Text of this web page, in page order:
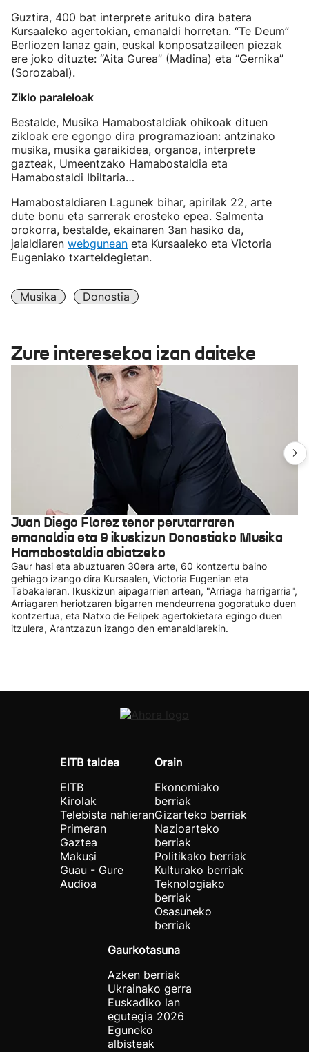
Guztira, 400 bat interprete arituko dira batera
Kursaaleko agertokian, emanaldi horretan. “Te Deum”
Berliozen lanaz gain, euskal konposatzaileen piezak
ere joko dituzte: “Aita Gurea” (Madina) eta “Gernika”
(Sorozabal).
Ziklo paraleloak
Bestalde, Musika Hamabostaldiak ohikoak dituen
zikloak ere egongo dira programazioan: antzinako
musika, musika garaikidea, organoa, interprete
gazteak, Umeentzako Hamabostaldia eta
Hamabostaldi Ibiltaria…
Hamabostaldiaren Lagunek bihar, apirilak 22, arte
dute bonu eta sarrerak erosteko epea. Salmenta
orokorra, bestalde, ekainaren 3an hasiko da,
jaialdiaren webgunean eta Kursaaleko eta Victoria
Eugeniako txarteldegietan.
Musika Donostia
Zure interesekoa izan daiteke
Juan Diego Florez tenor perutarraren
emanaldia eta 9 ikuskizun Donostiako Musika
Hamabostaldia abiatzeko
Gaur hasi eta abuztuaren 30era arte, 60 kontzertu baino
gehiago izango dira Kursaalen, Victoria Eugenian eta
Tabakaleran. Ikuskizun aipagarrien artean, "Arriaga harrigarria",
Arriagaren heriotzaren bigarren mendeurrena gogoratuko duen
kontzertua, eta Natxo de Felipek agertokietara egingo duen
itzulera, Arantzazun izango den emanaldiarekin.
EITB taldea
EITB
Kirolak
Telebista nahieran
Primeran
Gaztea
Makusi
Guau - Gure
Audioa
Orain
Ekonomiako
berriak
Gizarteko berriak
Nazioarteko
berriak
Politikako berriak
Kulturako berriak
Teknologiako
berriak
Osasuneko
berriak
Gaurkotasuna
Azken berriak
Ukrainako gerra
Euskadiko lan
egutegia 2026
Eguneko
albisteak